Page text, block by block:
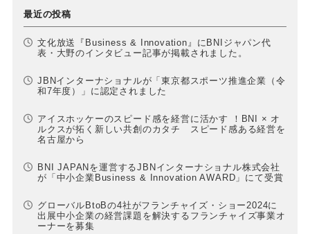
最近の投稿
文化放送『Business & Innovation』にBNIジャパン代
表・大野のインタビュー記事が掲載されました。
JBNインターナショナルが「東京都スポーツ推進企業（令
和7年度）」に認定されました
アイスホッケーのスピード感を経営に活かす ！BNI × オ
ルクスが拓く新しい共創のカタチ スピード感ある経営を
名古屋から
BNI JAPANを運営するJBNインターナショナル株式会社
が「中小企業Business & Innovation AWARD」にて受賞
グローバルBtoBの4社がフランチャイズ・ショー2024に
出展中小企業の経営課題を解決するフランチャイズ事業オ
ーナーを募集